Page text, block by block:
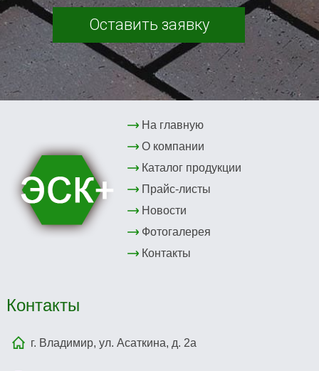
Оставить заявку
На главную
О компании
Каталог продукции
Прайс-листы
Новости
Фотогалерея
Контакты
Контакты
г. Владимир, ул. Асаткина, д. 2а